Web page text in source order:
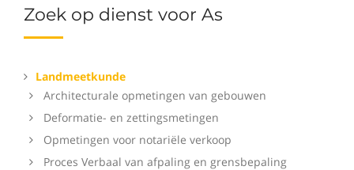
Zoek op dienst voor As
Landmeetkunde
Architecturale opmetingen van gebouwen
Deformatie- en zettingsmetingen
Opmetingen voor notariële verkoop
Proces Verbaal van afpaling en grensbepaling